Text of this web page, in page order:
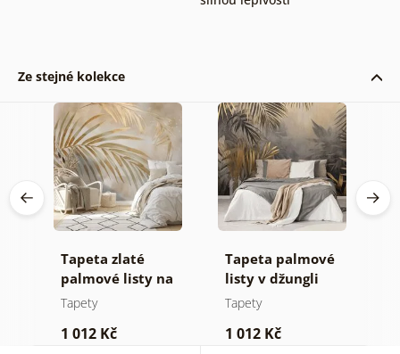
Ze stejné kolekce
Tapeta zlaté
palmové listy na
béžovém pozadí
Tapety
1 012 Kč
Tapeta palmové
listy v džungli
Tapety
1 012 Kč